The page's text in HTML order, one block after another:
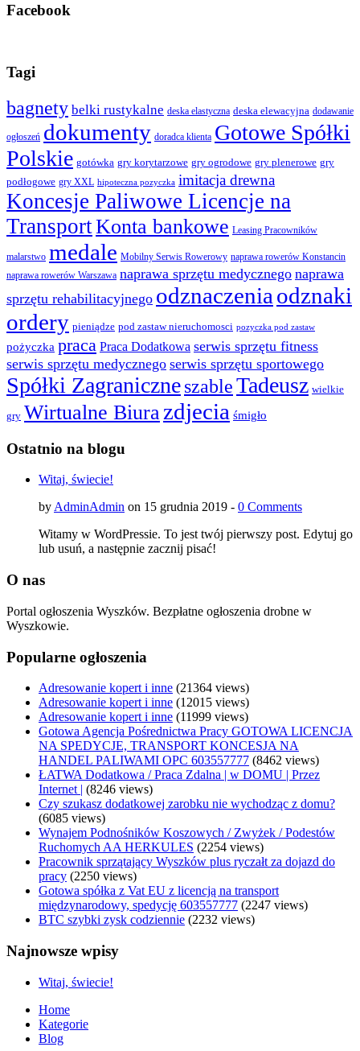
Facebook
Tagi
bagnety belki rustykalne deska elastyczna deska elewacyjna dodawanie
ogłoszeń dokumenty doradca klienta Gotowe Spółki
Polskie gotówka gry korytarzowe gry ogrodowe gry plenerowe gry
podłogowe gry XXL hipoteczna pozyczka imitacja drewna
Koncesje Paliwowe Licencje na
TransportKonta bankowe Leasing Pracowników
malarstwo medale Mobilny Serwis Rowerowy naprawa rowerów Konstancin
naprawa rowerów Warszawa naprawa sprzętu medycznego naprawa
sprzętu rehabilitacyjnego odznaczenia odznaki
ordery pieniądze pod zastaw nieruchomosci pozyczka pod zastaw
pożyczka praca Praca Dodatkowa serwis sprzętu fitness
serwis sprzętu medycznego serwis sprzętu sportowego
Spółki ZagraniczneszableTadeusz wielkie
gry Wirtualne Biurazdjecia śmigło
Ostatnio na blogu
Witaj, świecie!
by AdminAdmin on 15 grudnia 2019 - 0 Comments
Witamy w WordPressie. To jest twój pierwszy post. Edytuj go
lub usuń, a następnie zacznij pisać!
O nas
Portal ogłoszenia Wyszków. Bezpłatne ogłoszenia drobne w
Wyszkowie.
Popularne ogłoszenia
Adresowanie kopert i inne (21364 views)
Adresowanie kopert i inne (12015 views)
Adresowanie kopert i inne (11999 views)
Gotowa Agencja Pośrednictwa Pracy GOTOWA LICENCJA
NA SPEDYCJE, TRANSPORT KONCESJA NA
HANDEL PALIWAMI OPC 603557777 (8462 views)
ŁATWA Dodatkowa / Praca Zdalna | w DOMU | Przez
Internet | (8246 views)
Czy szukasz dodatkowej zarobku nie wychodząc z domu?
(6085 views)
Wynajem Podnośników Koszowych / Zwyżek / Podestów
Ruchomych AA HERKULES (2254 views)
Pracownik sprzątający Wyszków plus ryczałt za dojazd do
pracy (2250 views)
Gotowa spółka z Vat EU z licencją na transport
międzynarodowy, spedycję 603557777 (2247 views)
BTC szybki zysk codziennie (2232 views)
Najnowsze wpisy
Witaj, świecie!
Home
Kategorie
Blog